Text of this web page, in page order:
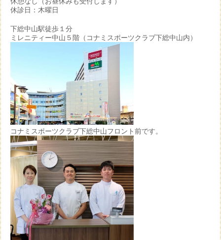
休診日：木曜日
下総中山駅徒歩１分
ミレニティー中山５階（コナミスポーツクラブ下総中山内）
コナミスポーツクラブ下総中山フロント前です。